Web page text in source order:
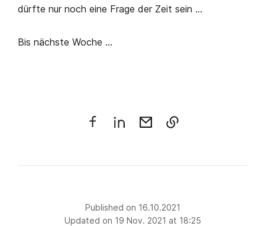
dürfte nur noch eine Frage der Zeit sein …
Bis nächste Woche …
Published on 16.10.2021
Updated on 19 Nov. 2021 at 18:25